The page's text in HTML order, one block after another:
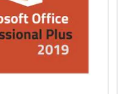
Videocitofono
Vedi tutti